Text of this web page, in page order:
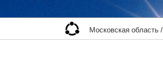
Московская область/